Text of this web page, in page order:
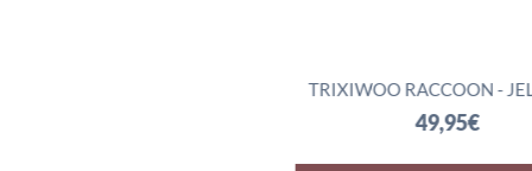
TRIXIWOO RACCOON -
49,95€